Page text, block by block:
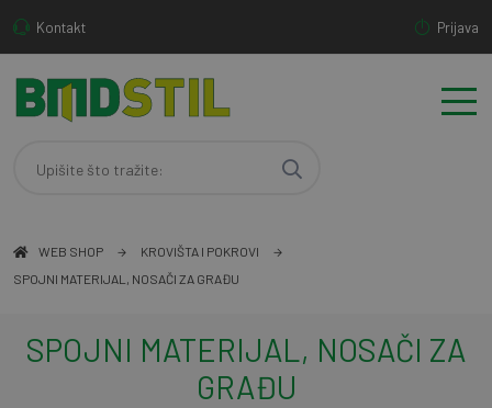
Kontakt Prijava
WEB SHOP
KROVIŠTA I POKROVI
SPOJNI MATERIJAL, NOSAČI ZA GRAĐU
SPOJNI MATERIJAL, NOSAČI ZA
GRAĐU